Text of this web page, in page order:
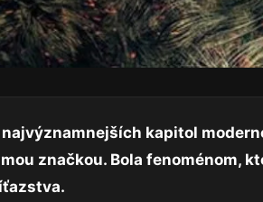
kapitol
značkou. Bola fenoménom,